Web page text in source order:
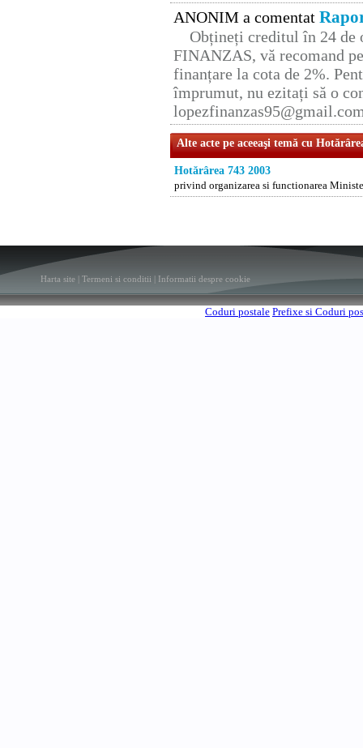
ANONIM a comentat
Obțineți creditul în 24 de
FINANZAS, vă recomand
finanțare la cota de 2%.
împrumut, nu ezitați să o
Alte acte pe aceeaşi temă cu
Hotărârea 743 2003
privind organizarea si functionarea
Harta site Termeni si conditii Informatii despre cookie
Coduri postale Prefixe si Coduri